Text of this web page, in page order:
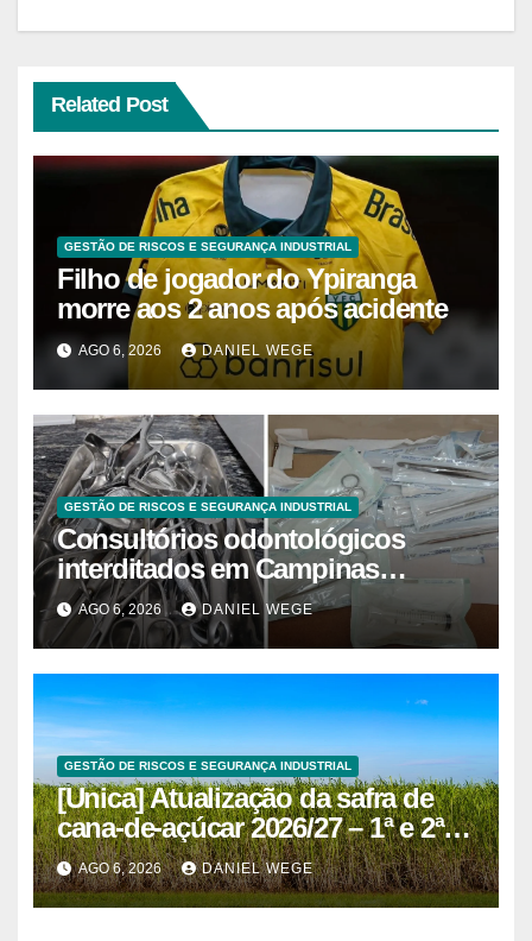
Related Post
GESTÃO DE RISCOS E SEGURANÇA INDUSTRIAL
Filho de jogador do Ypiranga
morre aos 2 anos após acidente
AGO 6, 2026 DANIEL WEGE
GESTÃO DE RISCOS E SEGURANÇA INDUSTRIAL
Consultórios odontológicos
interditados em Campinas
superam 2025
AGO 6, 2026 DANIEL WEGE
GESTÃO DE RISCOS E SEGURANÇA INDUSTRIAL
[Unica] Atualização da safra de
cana-de-açúcar 2026/27 – 1ª e 2ª
quinzenas de junho
AGO 6, 2026 DANIEL WEGE